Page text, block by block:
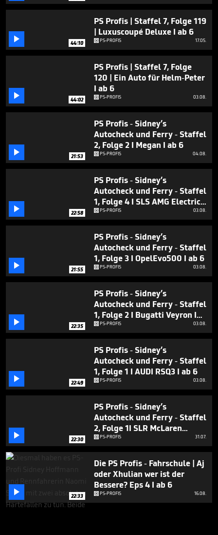
 44:10
PS Profis | Staffel 7, Folge 119
| Luxuscoupé Deluxe I ab 6
PS-PROFIS 17.05.
 44:02
PS Profis | Staffel 7, Folge
120 | Ein Auto für Helm-Peter
I ab 6
PS-PROFIS 03.08.
 21:53
PS Profis - Sidney’s
Autocheck und Ferry - Staffel
2, Folge 2 I Megan I ab 6
PS-PROFIS 04.08.
 22:58
PS Profis - Sidney’s
Autocheck und Ferry - Staffel
1, Folge 4 I SLS AMG Electric
Drive I ab 6
PS-PROFIS 03.08.
 21:55
PS Profis - Sidney’s
Autocheck und Ferry - Staffel
1, Folge 3 I OpelEvo500 I ab 6
PS-PROFIS 03.08.
 22:35
PS Profis - Sidney’s
Autocheck und Ferry - Staffel
1, Folge 2 I Bugatti Veyron I
ab 6
PS-PROFIS 03.08.
 22:49
PS Profis - Sidney’s
Autocheck und Ferry - Staffel
1, Folge 1 I AUDI RSQ3 I ab 6
PS-PROFIS 03.08.
 22:30
PS Profis - Sidney’s
Autocheck und Ferry - Staffel
2, Folge 1I SLR McLaren
Stirling Moss I ab 6
PS-PROFIS 31.07.
 22:33
Die PS Profis - Fahrschule | Aj
oder Xhulian wer ist der
Bessere? Eps 4 I ab 6
PS-PROFIS 16.08.